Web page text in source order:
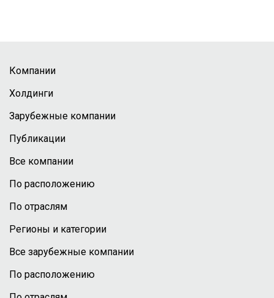
Компании
Холдинги
Зарубежные компании
Публикации
Все компании
По расположению
По отраслям
Регионы и категории
Все зарубежные компании
По расположению